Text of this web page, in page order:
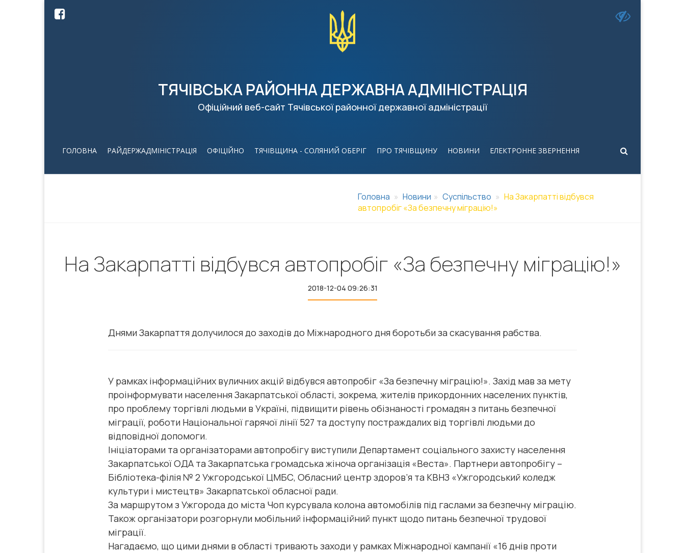
ТЯЧІВСЬКА РАЙОННА ДЕРЖАВНА АДМІНІСТРАЦІЯ
Офіційний веб-сайт Тячівської районної державної адміністрації
ГОЛОВНА РАЙДЕРЖАДМІНІСТРАЦІЯ ОФІЦІЙНО ТЯЧІВЩИНА - СОЛЯНИЙ ОБЕРІГ ПРО ТЯЧІВЩИНУ НОВИНИ ЕЛЕКТРОННЕ ЗВЕРНЕННЯ
Головна Новини Суспільство
На Закарпатті відбувся
автопробіг «За безпечну міграцію!»
На Закарпатті відбувся автопробіг «За безпечну міграцію!»
2018-12-04 09:26:31
Днями Закарпаття долучилося до заходів до Міжнародного дня боротьби за скасування рабства.
У рамках інформаційних вуличних акцій відбувся автопробіг «За безпечну міграцію!». Захід мав за мету
проінформувати населення Закарпатської області, зокрема, жителів прикордонних населених пунктів,
про проблему торгівлі людьми в Україні, підвищити рівень обізнаності громадян з питань безпечної
міграції, роботи Національної гарячої лінії 527 та доступу постраждалих від торгівлі людьми до
відповідної допомоги.
Ініціаторами та організаторами автопробігу виступили Департамент соціального захисту населення
Закарпатської ОДА та Закарпатська громадська жіноча організація «Веста». Партнери автопробігу –
Бібліотека-філія № 2 Ужгородської ЦМБС, Обласний центр здоров’я та КВНЗ «Ужгородський коледж
культури і мистецтв» Закарпатської обласної ради.
За маршрутом з Ужгорода до міста Чоп курсувала колона автомобілів під гаслами за безпечну міграцію.
Також організатори розгорнули мобільний інформаційний пункт щодо питань безпечної трудової
міграції.
Нагадаємо, що цими днями в області тривають заходи у рамках Міжнародної кампанії «16 днів проти